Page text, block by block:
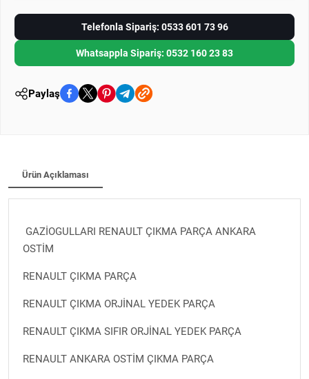
Telefonla Sipariş: 0533 601 73 96
Whatsappla Sipariş: 0532 160 23 83
Paylaş
Ürün Açıklaması
GAZİOGULLARI RENAULT ÇIKMA PARÇA ANKARA
OSTİM
RENAULT ÇIKMA PARÇA
RENAULT ÇIKMA ORJİNAL YEDEK PARÇA
RENAULT ÇIKMA SIFIR ORJİNAL YEDEK PARÇA
RENAULT ANKARA OSTİM ÇIKMA PARÇA